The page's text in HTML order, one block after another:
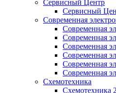
Сервисный Центр
Сервисный
Современная
Современная
Современная
Современная
Современная
Современная
Современная
Схемотехника
Схемотехника